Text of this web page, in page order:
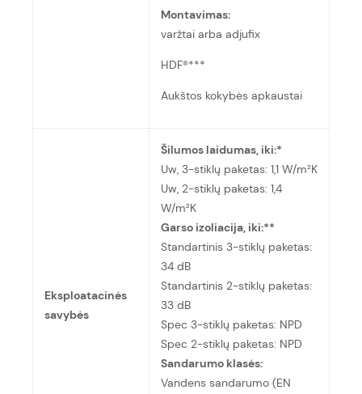
Montavimas:
varžtai arba adjufix
HDF®***
Aukštos kokybės apkaustai
Eksploatacinės
savybės
Šilumos laidumas, iki:*
Uw, 3-stiklų paketas: 1,1 W/m²K
Uw, 2-stiklų paketas: 1,4
W/m²K
Garso izoliacija, iki:**
Standartinis 3-stiklų paketas:
34 dB
Standartinis 2-stiklų paketas:
33 dB
Spec 3-stiklų paketas: NPD
Spec 2-stiklų paketas: NPD
Sandarumo klasės:
Vandens sandarumo (EN